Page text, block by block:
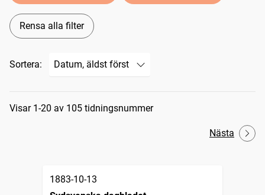
Rensa alla filter
Sortera:
Sökresultat
Visar 1-20 av 105 tidningsnummer
Nästa
1883-10-13